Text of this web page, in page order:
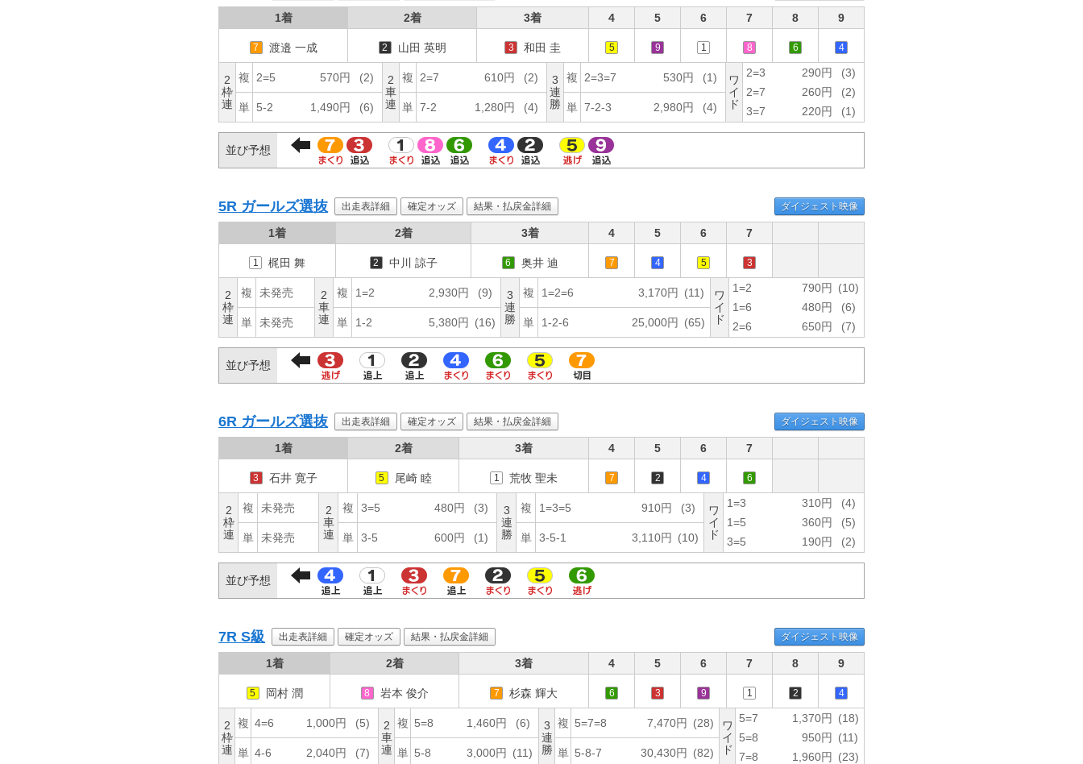
1着 2着 3着 4 5 6 7 8 9
7 渡邉 一成 2 山田 英明 3 和田 圭 5 9 1 8 6 4
2
枠
連
複 2=5 570円 (2)
2
車
連
複 2=7 610円 (2)
3
連
勝
複 2=3=7 530円 (1)
ワ
イ
ド
2=3 290円
(3)
2=7
260円
(2)
3=7
220円 (1)
単 5-2 1,490円 (6) 単 7-2 1,280円 (4) 単 7-2-3 2,980円 (4)
並び予想
5R ガールズ選抜 出走表詳細 確定オッズ 結果・払戻金詳細 ダイジェスト映像
1着 2着 3着 4 5 6 7
1 梶田 舞 2 中川 諒子 6 奥井 迪 7 4 5 3
2
枠
連
複 未発売
2
車
連
複 1=2 2,930円 (9)
3
連
勝
複 1=2=6 3,170円 (11)
ワ
イ
ド
1=2 790円
(10)
1=6
480円
(6)
2=6
650円 (7)
単 未発売 単 1-2 5,380円 (16) 単 1-2-6 25,000円 (65)
並び予想
6R ガールズ選抜 出走表詳細 確定オッズ 結果・払戻金詳細 ダイジェスト映像
1着 2着 3着 4 5 6 7
3 石井 寛子 5 尾崎 睦 1 荒牧 聖未 7 2 4 6
2
枠
連
複 未発売
2
車
連
複 3=5 480円 (3)
3
連
勝
複 1=3=5 910円 (3)
ワ
イ
ド
1=3 310円
(4)
1=5
360円
(5)
3=5
190円 (2)
単 未発売 単 3-5 600円 (1) 単 3-5-1 3,110円 (10)
並び予想
7R S級 出走表詳細 確定オッズ 結果・払戻金詳細 ダイジェスト映像
1着 2着 3着 4 5 6 7 8 9
5 岡村 潤 8 岩本 俊介 7 杉森 輝大 6 3 9 1 2 4
2
枠
連
複 4=6 1,000円 (5)
2
車
連
複 5=8 1,460円 (6)
3
連
勝
複 5=7=8 7,470円 (28)
ワ
イ
ド
5=7 1,370円
(18)
5=8
950円
(11)
7=8
1,960円 (23)
単 4-6 2,040円 (7) 単 5-8 3,000円 (11) 単 5-8-7 30,430円 (82)